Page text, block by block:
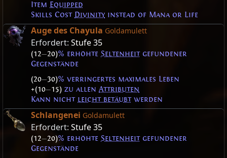
Item Equipped
Skills Cost Divinity instead of Mana or Life
Auge des Chayula Goldamulett
Erfordert: Stufe 35
(12—20)% erhöhte Seltenheitgefundener
Gegenstände
(20—30)% verringertes maximales Leben
+(10—15) zu allen Attributen
Kann nicht leicht betäubtwerden
Schlangenei Goldamulett
Erfordert: Stufe 35
(12—20)% erhöhte Seltenheitgefundener
Gegenstände